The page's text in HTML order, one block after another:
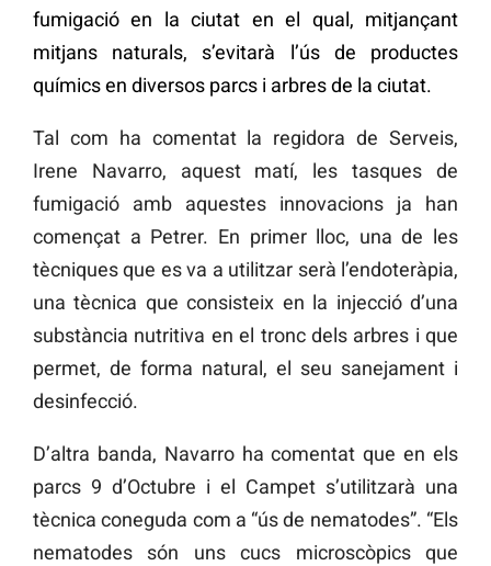
fumigació en la ciutat en el qual, mitjançant
mitjans naturals, s’evitarà l’ús de productes
químics en diversos parcs i arbres de la ciutat.
Tal com ha comentat la regidora de Serveis,
Irene Navarro, aquest matí, les tasques de
fumigació amb aquestes innovacions ja han
començat a Petrer. En primer lloc, una de les
tècniques que es va a utilitzar serà l’endoteràpia,
una tècnica que consisteix en la injecció d’una
substància nutritiva en el tronc dels arbres i que
permet, de forma natural, el seu sanejament i
desinfecció.
D’altra banda, Navarro ha comentat que en els
parcs 9 d’Octubre i el Campet s’utilitzarà una
tècnica coneguda com a “ús de nematodes”. “Els
nematodes són uns cucs microscòpics que